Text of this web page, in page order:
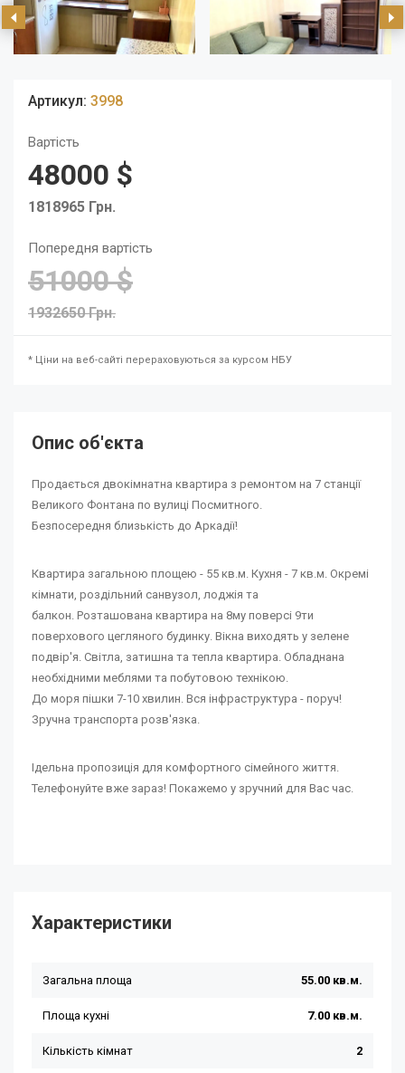
Артикул: 3998
Вартість
48000 $
1818965 Грн.
Попередня вартість
51000 $
1932650 Грн.
* Ціни на веб-сайті перераховуються за курсом НБУ
Опис об'єкта
Продається двокімнатна квартира з ремонтом на 7 станції
Великого Фонтана по вулиці Посмитного.
Безпосередня близькість до Аркадії!
Квартира загальною площею - 55 кв.м. Кухня - 7 кв.м. Окремі
кімнати, роздільний санвузол, лоджія та
балкон. Розташована квартира на 8му поверсі 9ти
поверхового цегляного будинку. Вікна виходять у зелене
подвір'я. Світла, затишна та тепла квартира. Обладнана
необхідними меблями та побутовою технікою.
До моря пішки 7-10 хвилин. Вся інфраструктура - поруч!
Зручна транспорта розв'язка.
Ідельна пропозиція для комфортного сімейного життя.
Телефонуйте вже зараз! Покажемо у зручний для Вас час.
Характеристики